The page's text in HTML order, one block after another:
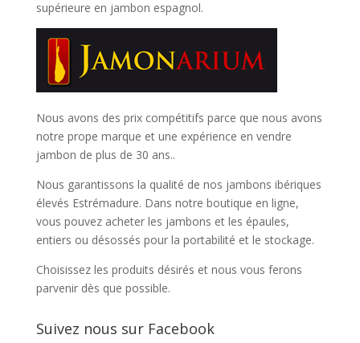
supérieure en jambon espagnol.
Nous avons des prix compétitifs parce que nous avons
notre prope marque et une expérience en vendre
jambon de plus de 30 ans..
Nous garantissons la qualité de nos jambons ibériques
élevés Estrémadure. Dans notre boutique en ligne,
vous pouvez acheter les jambons et les épaules,
entiers ou désossés pour la portabilité et le stockage.
Choisissez les produits désirés et nous vous ferons
parvenir dès que possible.
Suivez nous sur Facebook